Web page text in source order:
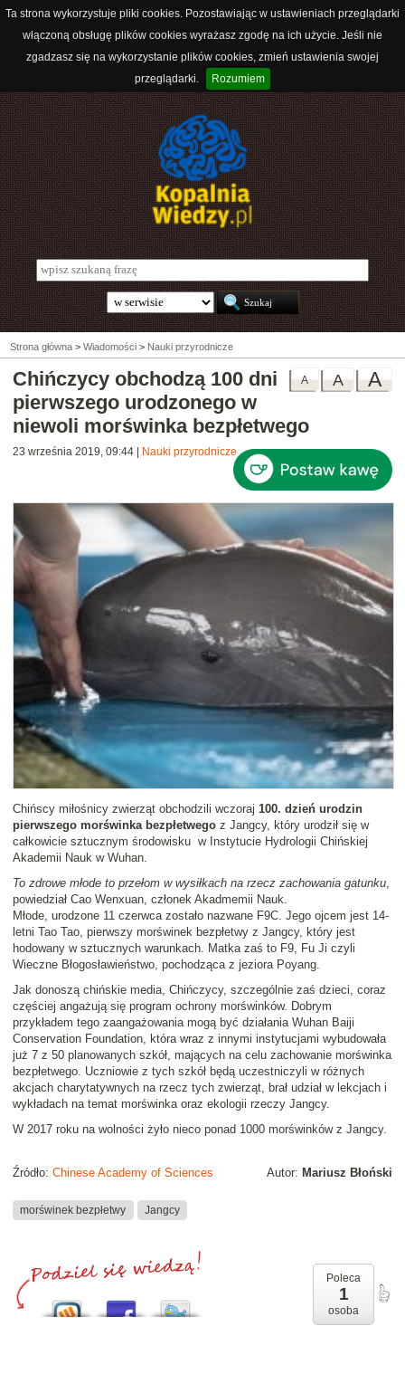
Ta strona wykorzystuje pliki cookies. Pozostawiając w ustawieniach przeglądarki
włączoną obsługę plików cookies wyrażasz zgodę na ich użycie. Jeśli nie
zgadzasz się na wykorzystanie plików cookies, zmień ustawienia swojej
przeglądarki.
Rozumiem
Strona główna > Wiadomości > Nauki przyrodnicze
A
A
A
Chińczycy obchodzą 100 dni
pierwszego urodzonego w
niewoli morświnka bezpłetwego
23 września 2019, 09:44 Nauki przyrodnicze
Chińscy miłośnicy zwierząt obchodzili wczoraj 100. dzień urodzin
pierwszego morświnka bezpłetwego z Jangcy, który urodził się w
całkowicie sztucznym środowisku w Instytucie Hydrologii Chińskiej
Akademii Nauk w Wuhan.
To zdrowe młode to przełom w wysiłkach na rzecz zachowania gatunku,
powiedział Cao Wenxuan, członek Akadmemii Nauk.
Młode, urodzone 11 czerwca zostało nazwane F9C. Jego ojcem jest 14-
letni Tao Tao, pierwszy morświnek bezpłetwy z Jangcy, który jest
hodowany w sztucznych warunkach. Matka zaś to F9, Fu Ji czyli
Wieczne Błogosławieństwo, pochodząca z jeziora Poyang.
Jak donoszą chińskie media, Chińczycy, szczególnie zaś dzieci, coraz
częściej angażują się program ochrony morświnków. Dobrym
przykładem tego zaangażowania mogą być działania Wuhan Baiji
Conservation Foundation, która wraz z innymi instytucjami wybudowała
już 7 z 50 planowanych szkół, mających na celu zachowanie morświnka
bezpłetwego. Uczniowie z tych szkół będą uczestniczyli w różnych
akcjach charytatywnych na rzecz tych zwierząt, brał udział w lekcjach i
wykładach na temat morświnka oraz ekologii rzeczy Jangcy.
W 2017 roku na wolności żyło nieco ponad 1000 morświnków z Jangcy.
Autor: Mariusz Błoński
Źródło: Chinese Academy of Sciences
morświnek bezpłetwy Jangcy
Poleca
1
osoba